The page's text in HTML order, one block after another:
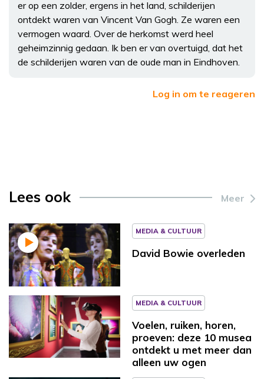
er op een zolder, ergens in het land, schilderijen
ontdekt waren van Vincent Van Gogh. Ze waren een
vermogen waard. Over de herkomst werd heel
geheimzinnig gedaan. Ik ben er van overtuigd, dat het
de schilderijen waren van de oude man in Eindhoven.
Log in om te reageren
Lees ook Meer
MEDIA & CULTUUR
David Bowie overleden
MEDIA & CULTUUR
Voelen, ruiken, horen,
proeven: deze 10 musea
ontdekt u met meer dan
alleen uw ogen